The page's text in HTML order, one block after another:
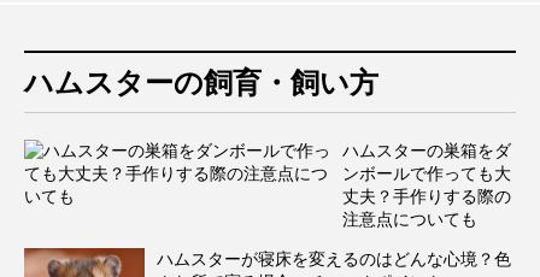
ハムスターの飼育・飼い方
ハムスターの巣箱をダ
ンボールで作っても大
丈夫？手作りする際の
注意点についても
ハムスターが寝床を変えるのはどんな心境？色